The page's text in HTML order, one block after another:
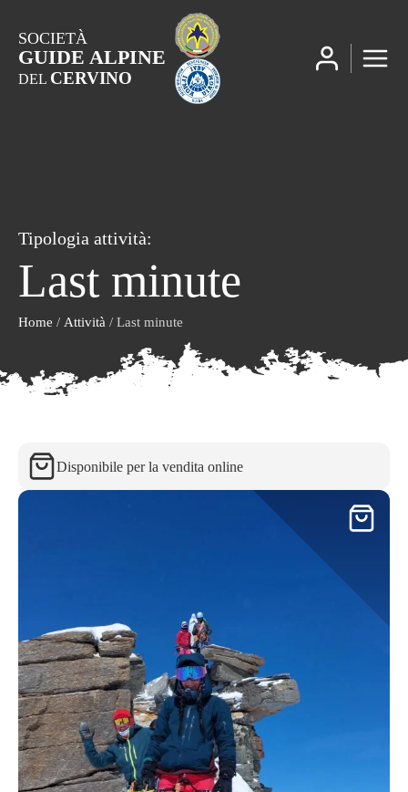
SOCIETÀ
GUIDE ALPINE
DEL CERVINO
Tipologia attività:
Last minute
Home / Attività / Last minute
Disponibile per la vendita online